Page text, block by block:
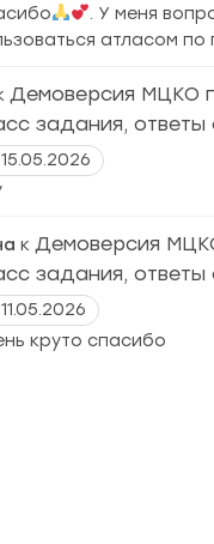
. У меня
атласом
Демоверсия МЦКО
задания, ответы
15.05.2026
к Демоверсия
задания, ответы
11.05.2026
круто спасибо